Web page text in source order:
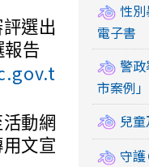
選出
告
動網
文宣
性
電子書
警
市案例」
兒
守